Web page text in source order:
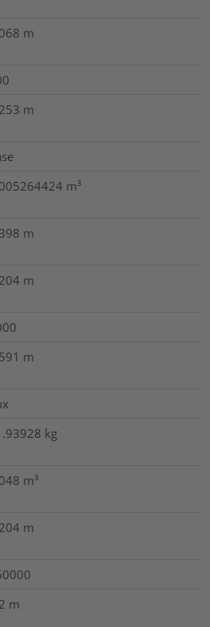
m
m
m³
m
m
m
kg
m³
m
m